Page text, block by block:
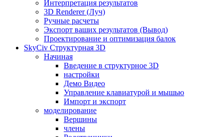
Интерпретация результатов
3D Renderer (Луч)
Ручные расчеты
Экспорт ваших результатов (Вывод)
Проектирование и оптимизация балок
SkyCiv Структурная 3D
Начиная
Введение в структурное 3D
настройки
Демо Видео
Управление клавиатурой и мышью
Импорт и экспорт
моделирование
Вершины
члены